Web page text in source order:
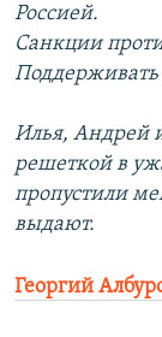
Россией.
Санкции
Поддерживать
Илья, Андрей
решеткой в
пропустили
выдают.
Георгий